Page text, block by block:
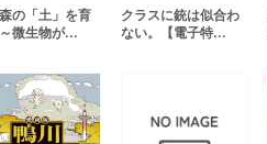
の「土」を育
微生物が...
クラスに銃は似合わ
ない。【電子特...